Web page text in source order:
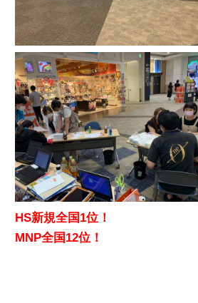
HS新規全国1位！
MNP全国12位！